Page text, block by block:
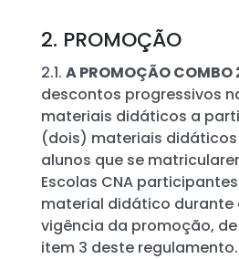
2. PROMOÇÃO
2.1. A PROMOÇÃO COMBO
descontos progressivos
materiais didáticos a
(dois) materiais
alunos que se
Escolas CNA
material didático durante
vigência da promoção,
item 3 deste regulamento.